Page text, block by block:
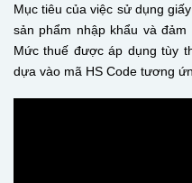
Mục tiêu của việc sử dụng
sản phẩm nhập khẩu và
Mức thuế được áp dụng tùy
dựa vào mã HS Code tương